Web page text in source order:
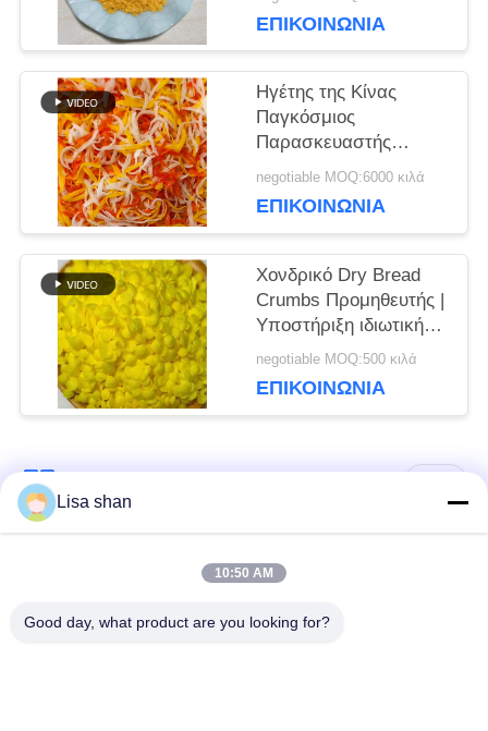
ΧΆΡΤΗΣ
ΙΣΤΌΤΟΠΟΥ
ΠΟΛΙΤΙΚΉ
ΜΥΣΤΙΚΌΤΗΤΑΣ
ΕΠΙΚΟΙΝΩΝΊΑ
Ηγέτης της Κίνας
Παγκόσμιος
Παρασκευαστής
ψωμιού.
negotiable MOQ:6000 κιλά
ΕΠΙΚΟΙΝΩΝΊΑ
Χονδρικό Dry Bread
Crumbs Προμηθευτής |
Υποστήριξη ιδιωτικής
ετικέτας και
μεγεθών
negotiable MOQ:500 κιλά
ΕΠΙΚΟΙΝΩΝΊΑ
ιαπωνικά crumbs
Lisa shan
10:50 AM
Good day, what product are you looking for?